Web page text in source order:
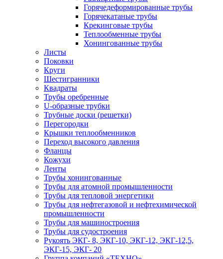
Горячедеформированные трубы
Горячекатаные трубы
Крекинговые трубы
Теплообменные трубы
Хонингованные трубы
Листы
Поковки
Круги
Шестигранники
Квадраты
Трубы оребренные
U-образные трубки
Трубные доски (решетки)
Перегородки
Крышки теплообменников
Переход высокого давления
Фланцы
Кожухи
Ленты
Трубы хонингованные
Трубы для атомной промышленности
Трубы для тепловой энергетики
Трубы для нефтегазовой и нефтехимической
промышленности
Трубы для машиностроения
Трубы для судостроения
Рукоять ЭКГ- 8, ЭКГ-10, ЭКГ-12, ЭКГ-12,5,
ЭКГ-15, ЭКГ- 20